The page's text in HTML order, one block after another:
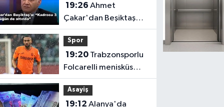
19:26 Ahmet
Çakar'dan Beşiktaş
kadrosuna sert sözler
Spor
19:20
Folcarelli menisküs
ameliyatı geçirdi
Asayiş
19:12 Alanya'da